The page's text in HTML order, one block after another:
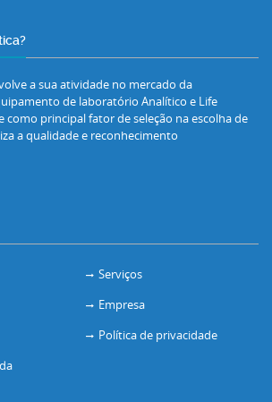
a sua atividade no mercado da
de laboratório Analítico e Life
como principal fator de seleção na escolha de
a qualidade e reconhecimento
Serviços
Empresa
Política de privacidade